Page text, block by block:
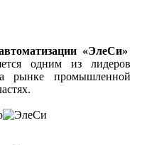
«ЭлеСи»
одним из лидеров
рынке промышленной